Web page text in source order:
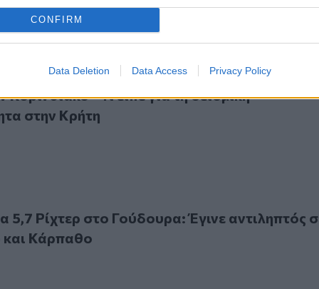
CONFIRM
Data Deletion Data Access Privacy Policy
να προβλεφθεί πότε θα γίνει μεγάλος
Κορινθιακό - Τι είπε για τη σεισμική
στην Κρήτη
Ρίχτερ στο Γούδουρα: Έγινε αντιληπτός σε Κρήτη, Κάσο
5,7 Ρίχτερ στο Γούδουρα: Έγινε αντιληπτός
Κάρπαθο